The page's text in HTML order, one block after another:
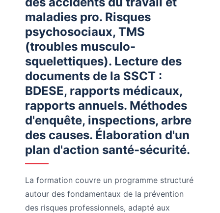
maladies pro. Risques
psychosociaux, TMS
(troubles musculo-
squelettiques). Lecture des
documents de la SSCT :
BDESE, rapports médicaux,
rapports annuels. Méthodes
d'enquête, inspections, arbre
des causes. Élaboration d'un
plan d'action santé-sécurité.
La formation couvre un programme structuré
autour des fondamentaux de la prévention
des risques professionnels, adapté aux